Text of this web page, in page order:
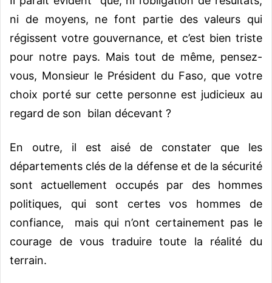
ni de moyens, ne font partie des valeurs qui
régissent votre gouvernance, et c’est bien triste
pour notre pays. Mais tout de même, pensez-
vous, Monsieur le Président du Faso, que votre
choix porté sur cette personne est judicieux au
regard de son bilan décevant ?
En outre, il est aisé de constater que les
départements clés de la défense et de la sécurité
sont actuellement occupés par des hommes
politiques, qui sont certes vos hommes de
confiance, mais qui n’ont certainement pas le
courage de vous traduire toute la réalité du
terrain.